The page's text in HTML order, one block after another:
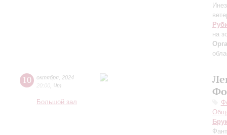
на
10 октября 2024
20:00 Чт
Большой зал